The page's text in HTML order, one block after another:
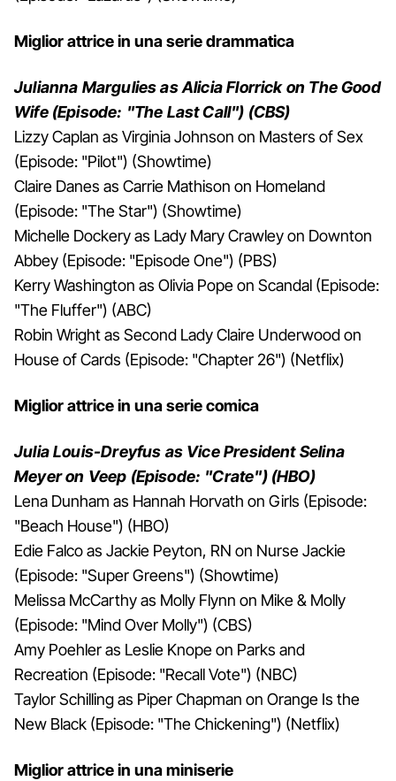
Miglior attrice in una serie drammatica
Julianna Margulies as Alicia Florrick on The Good
Wife (Episode: "The Last Call") (CBS)
Lizzy Caplan as Virginia Johnson on Masters of Sex
(Episode: "Pilot") (Showtime)
Claire Danes as Carrie Mathison on Homeland
(Episode: "The Star") (Showtime)
Michelle Dockery as Lady Mary Crawley on Downton
Abbey (Episode: "Episode One") (PBS)
Kerry Washington as Olivia Pope on Scandal (Episode:
"The Fluffer") (ABC)
Robin Wright as Second Lady Claire Underwood on
House of Cards (Episode: "Chapter 26") (Netflix)
Miglior attrice in una serie comica
Julia Louis-Dreyfus as Vice President Selina
Meyer on Veep (Episode: "Crate") (HBO)
Lena Dunham as Hannah Horvath on Girls (Episode:
"Beach House") (HBO)
Edie Falco as Jackie Peyton, RN on Nurse Jackie
(Episode: "Super Greens") (Showtime)
Melissa McCarthy as Molly Flynn on Mike & Molly
(Episode: "Mind Over Molly") (CBS)
Amy Poehler as Leslie Knope on Parks and
Recreation (Episode: "Recall Vote") (NBC)
Taylor Schilling as Piper Chapman on Orange Is the
New Black (Episode: "The Chickening") (Netflix)
Miglior attrice in una miniserie